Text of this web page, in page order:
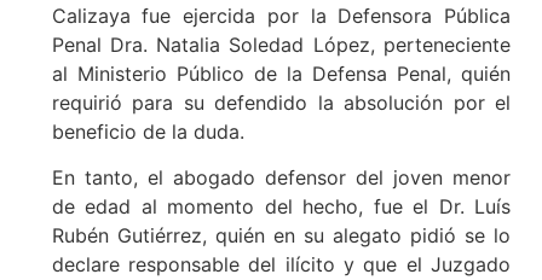
Calizaya fue ejercida por la Defensora Pública
Penal Dra. Natalia Soledad López, perteneciente
al Ministerio Público de la Defensa Penal, quién
requirió para su defendido la absolución por el
beneficio de la duda.
En tanto, el abogado defensor del joven menor
de edad al momento del hecho, fue el Dr. Luís
Rubén Gutiérrez, quién en su alegato pidió se lo
declare responsable del ilícito y que el Juzgado